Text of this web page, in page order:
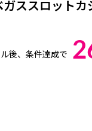
ススロットカ
後、条件達成で